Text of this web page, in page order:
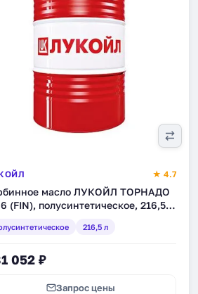
★ 4.7
масло ЛУКОЙЛ ТОРНАДО
(FIN), полусинтетическое, 216,5 л
216,5 л
052 ₽
Запрос цены